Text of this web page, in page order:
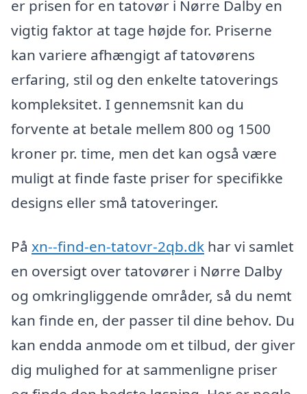
er prisen for en tatovør i Nørre Dalby en
vigtig faktor at tage højde for. Priserne
kan variere afhængigt af tatovørens
erfaring, stil og den enkelte tatoverings
kompleksitet. I gennemsnit kan du
forvente at betale mellem 800 og 1500
kroner pr. time, men det kan også være
muligt at finde faste priser for specifikke
designs eller små tatoveringer.
På xn--find-en-tatovr-2qb.dk har vi samlet
en oversigt over tatovører i Nørre Dalby
og omkringliggende områder, så du nemt
kan finde en, der passer til dine behov. Du
kan endda anmode om et tilbud, der giver
dig mulighed for at sammenligne priser